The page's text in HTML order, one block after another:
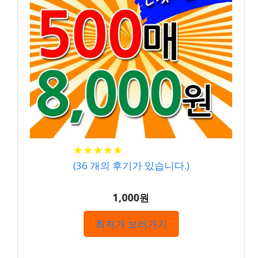
★★★★★
★★★★★
(36 개의 후기가 있습니다.)
1,000원
최저가 보러가기